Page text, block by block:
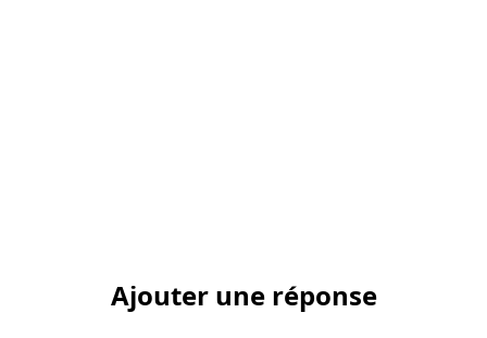
Ajouter une réponse